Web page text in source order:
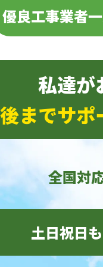
優良工事業者
私達が
までサポ
全国対
土日祝日